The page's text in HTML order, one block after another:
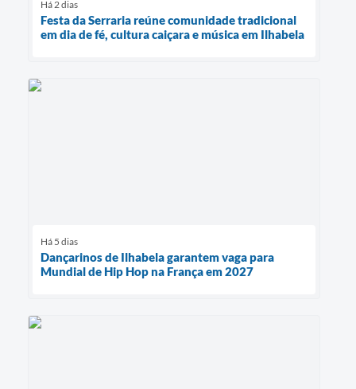
Há 2 dias
Festa da Serraria reúne comunidade tradicional
em dia de fé, cultura caiçara e música em Ilhabela
Há 5 dias
Dançarinos de Ilhabela garantem vaga para
Mundial de Hip Hop na França em 2027